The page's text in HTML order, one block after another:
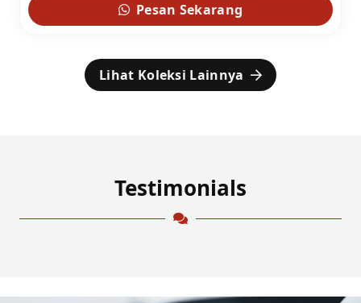
Pesan Sekarang
Lihat Koleksi Lainnya
Testimonials